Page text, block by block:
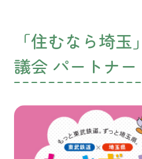
「住むなら埼
議会 パートナー